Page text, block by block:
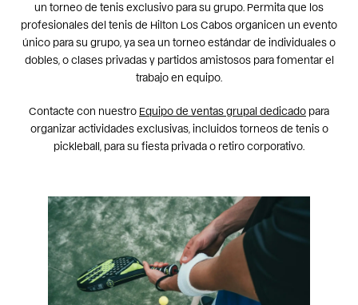
un torneo de tenis exclusivo para su grupo. Permita que los
profesionales del tenis de Hilton Los Cabos organicen un evento
único para su grupo, ya sea un torneo estándar de individuales o
dobles, o clases privadas y partidos amistosos para fomentar el
trabajo en equipo.
Contacte con nuestro Equipo de ventas grupal dedicado para
organizar actividades exclusivas, incluidos torneos de tenis o
pickleball, para su fiesta privada o retiro corporativo.